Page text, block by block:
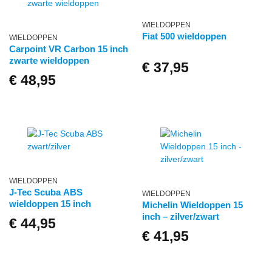
WIELDOPPEN
Carpoint VR Carbon 15 inch
zwarte wieldoppen
€48,95
WIELDOPPEN
Fiat 500 wieldoppen
€37,95
WIELDOPPEN
J-Tec Scuba ABS
wieldoppen 15 inch
€44,95
WIELDOPPEN
Michelin Wieldoppen 15
inch – zilver/zwart
€41,95